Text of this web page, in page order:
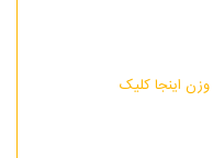
اینجا کلیک